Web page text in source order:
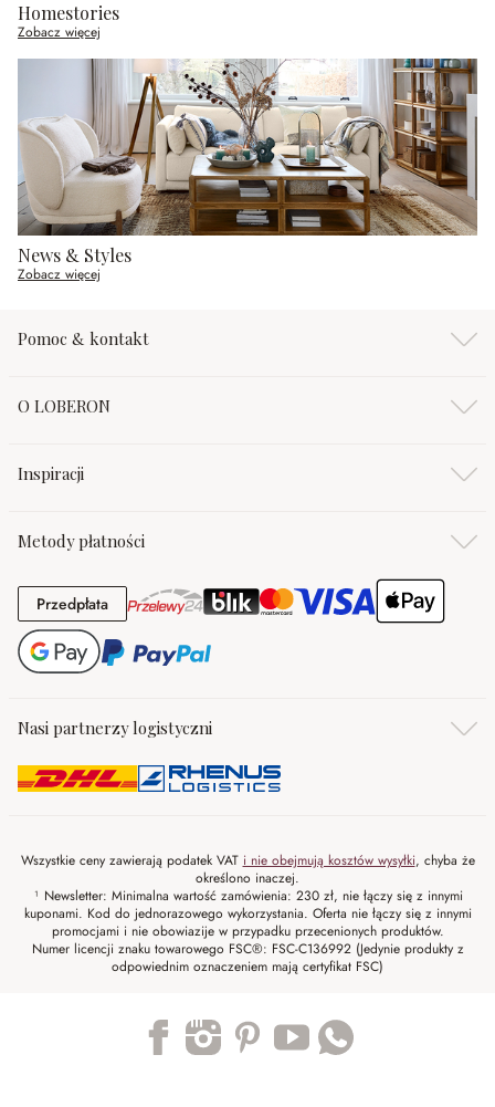
Homestories
Zobacz więcej
News & Styles
Zobacz więcej
Pomoc & kontakt
O LOBERON
Inspiracji
Metody płatności
PrzedpłataPrzedpłata
Nasi partnerzy logistyczni
Wszystkie ceny zawierają podatek VAT i nie obejmują kosztów wysyłki, chyba że
określono inaczej.
¹ Newsletter: Minimalna wartość zamówienia: 230 zł, nie łączy się z innymi
kuponami. Kod do jednorazowego wykorzystania. Oferta nie łączy się z innymi
promocjami i nie obowiazije w przypadku przecenionych produktów.
Numer licencji znaku towarowego FSC®: FSC-C136992 (Jedynie produkty z
odpowiednim oznaczeniem mają certyfikat FSC)